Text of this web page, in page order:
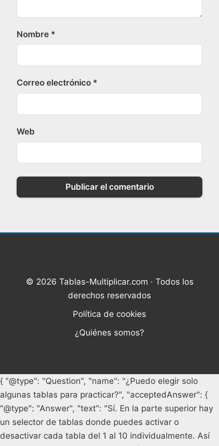
Nombre *
Correo electrónico *
Web
© 2026 Tablas-Multiplicar.com · Todos los
derechos reservados
Política de cookies
¿Quiénes somos?
{ "@type": "Question", "name": "¿Puedo elegir solo
algunas tablas para practicar?", "acceptedAnswer": {
"@type": "Answer", "text": "Sí. En la parte superior hay
un selector de tablas donde puedes activar o
desactivar cada tabla del 1 al 10 individualmente. Así